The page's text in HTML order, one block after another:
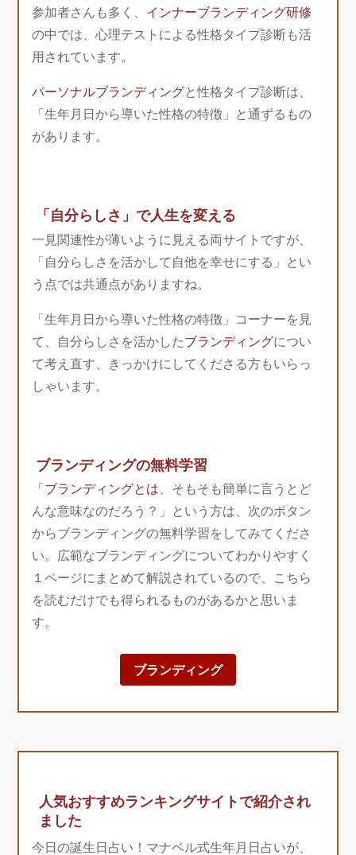
参加者さんも多く、 インナーブランディング研修
の中では、心理テストによる性格タイプ診断も活
用されています。
パーソナルブランディングと性格タイプ診断は、
「生年月日から導いた性格の特徴」と通ずるもの
があります。
「自分らしさ」で人生を変える
一見関連性が薄いように見える両サイトですが、
「自分らしさを活かして自他を幸せにする」とい
う点では共通点がありますね。
「生年月日から導いた性格の特徴」コーナーを見
て、自分らしさを活かしたブランディングについ
て考え直す、きっかけにしてくださる方もいらっ
しゃいます。
ブランディングの無料学習
「ブランディングとは、そもそも簡単に言うとど
んな意味なのだろう？」という方は、次のボタン
からブランディングの無料学習をしてみてくださ
い。広範なブランディングについてわかりやすく
１ページにまとめて解説されているので、こちら
を読むだけでも得られるものがあるかと思いま
す。
ブランディング
人気おすすめランキングサイトで紹介され
ました
今日の誕生日占い！マナベル式生年月日占いが、